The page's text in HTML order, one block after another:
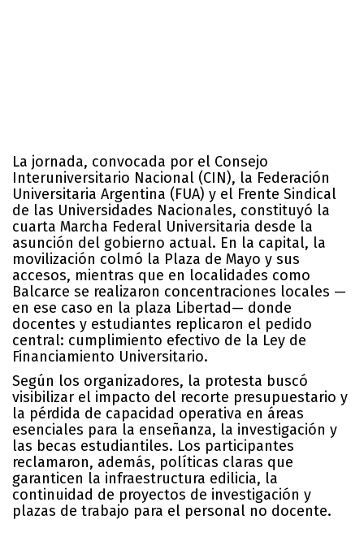
La jornada, convocada por el Consejo
Interuniversitario Nacional (CIN), la Federación
Universitaria Argentina (FUA) y el Frente Sindical
de las Universidades Nacionales, constituyó la
cuarta Marcha Federal Universitaria desde la
asunción del gobierno actual. En la capital, la
movilización colmó la Plaza de Mayo y sus
accesos, mientras que en localidades como
Balcarce se realizaron concentraciones locales —
en ese caso en la plaza Libertad— donde
docentes y estudiantes replicaron el pedido
central: cumplimiento efectivo de la Ley de
Financiamiento Universitario.
Según los organizadores, la protesta buscó
visibilizar el impacto del recorte presupuestario y
la pérdida de capacidad operativa en áreas
esenciales para la enseñanza, la investigación y
las becas estudiantiles. Los participantes
reclamaron, además, políticas claras que
garanticen la infraestructura edilicia, la
continuidad de proyectos de investigación y
plazas de trabajo para el personal no docente.